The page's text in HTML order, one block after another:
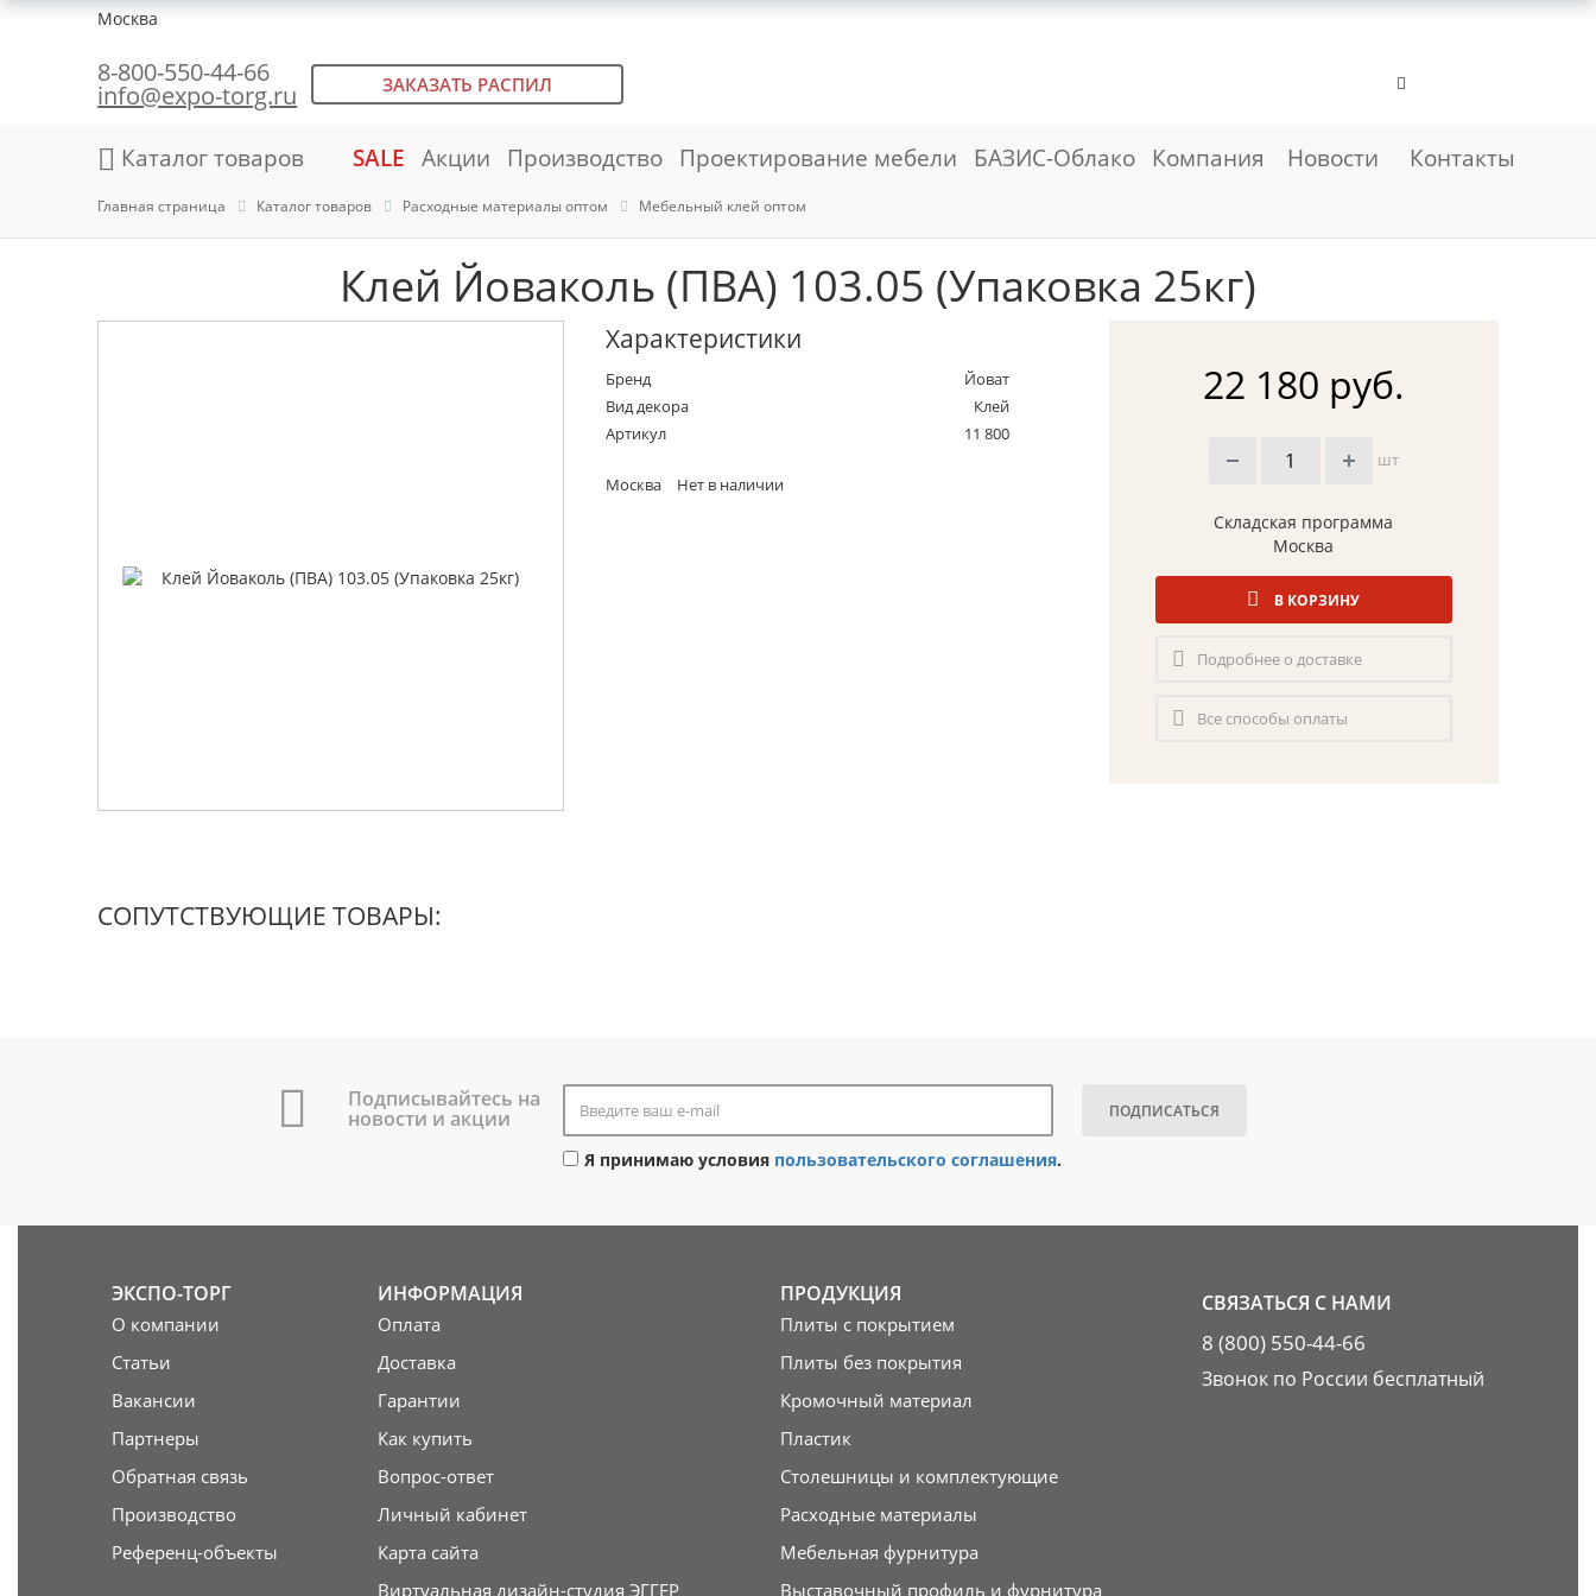
Москва
8-800-550-44-66
info@expo-torg.ru ЗАКАЗАТЬ РАСПИЛ
Каталог товаров SALE Акции Производство Проектирование мебели БАЗИС-Облако Компания Новости Контакты
Главная страница Каталог товаров Расходные материалы оптом Мебельный клей оптом
Клей Йоваколь (ПВА) 103.05 (Упаковка 25кг)
Характеристики
Бренд
Йоват
Вид декора
Клей
Артикул
11 800
Москва Нет в наличии
22 180 руб.
шт
Складская программа
Москва
В КОРЗИНУ
Подробнее о доставке
Все способы оплаты
СОПУТСТВУЮЩИЕ ТОВАРЫ:
Подписывайтесь на
новости и акции ПОДПИСАТЬСЯ
Я принимаю условия пользовательского соглашения.
ЭКСПО-ТОРГ
О компании
Статьи
Вакансии
Партнеры
Обратная связь
Производство
Референц-объекты
ИНФОРМАЦИЯ
Оплата
Доставка
Гарантии
Как купить
Вопрос-ответ
Личный кабинет
Карта сайта
Виртуальная дизайн-студия ЭГГЕР
ПРОДУКЦИЯ
Плиты с покрытием
Плиты без покрытия
Кромочный материал
Пластик
Столешницы и комплектующие
Расходные материалы
Мебельная фурнитура
Выставочный профиль и фурнитура
СВЯЗАТЬСЯ С НАМИ
8 (800) 550-44-66
Звонок по России бесплатный